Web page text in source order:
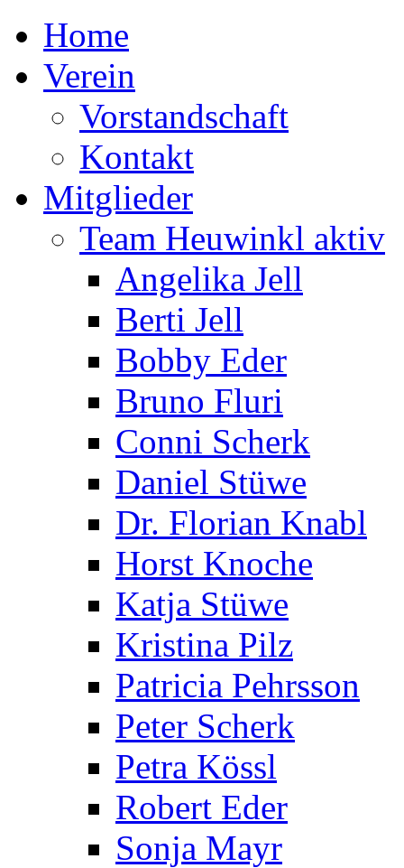
Home
Verein
Vorstandschaft
Kontakt
Mitglieder
Team Heuwinkl aktiv
Angelika Jell
Berti Jell
Bobby Eder
Bruno Fluri
Conni Scherk
Daniel Stüwe
Dr. Florian Knabl
Horst Knoche
Katja Stüwe
Kristina Pilz
Patricia Pehrsson
Peter Scherk
Petra Kössl
Robert Eder
Sonja Mayr